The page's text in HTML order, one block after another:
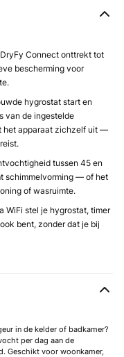
Connect onttrekt tot
bescherming voor
hygrostat start en
van de ingestelde
het apparaat zichzelf uit —
tussen 45 en
schimmelvorming — of het
of wasruimte.
WiFi stel je hygrostat, timer
bent, zonder dat je bij
in de kelder of badkamer?
per dag aan de
Geschikt voor woonkamer,